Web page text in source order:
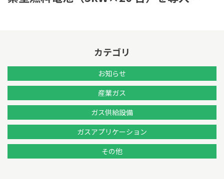
カテゴリ
お知らせ
産業ガス
ガス供給設備
ガスアプリケーション
その他